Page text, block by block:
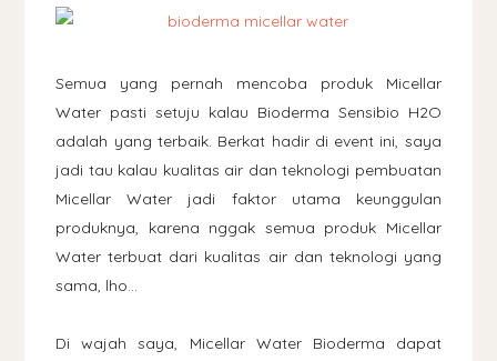
Semua yang pernah mencoba produk Micellar
Water pasti setuju kalau Bioderma Sensibio H2O
adalah yang terbaik. Berkat hadir di event ini, saya
jadi tau kalau kualitas air dan teknologi pembuatan
Micellar Water jadi faktor utama keunggulan
produknya, karena nggak semua produk Micellar
Water terbuat dari kualitas air dan teknologi yang
sama, lho...
Di wajah saya, Micellar Water Bioderma dapat